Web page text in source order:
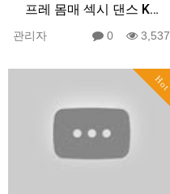
프레 몸매 섹시 댄스 K…
관리자 0 3,537
Hot